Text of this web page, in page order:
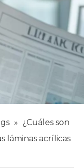
» ¿Cuáles son
láminas acrílicas